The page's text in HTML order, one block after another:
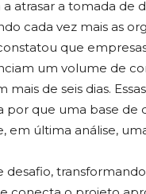
atrasar a tomada de
cada vez mais as
que
um volume de
de seis dias.
que uma base de
em última análise,